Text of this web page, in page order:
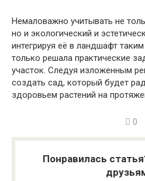
Немаловажно учитывать не
но и экологический и
интегрируя её в ландшафт
только решала практические
участок. Следуя изложенным
создать сад, который будет
здоровьем растений на
0
Понравилась